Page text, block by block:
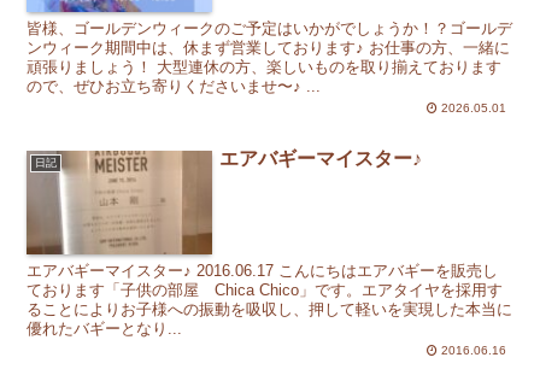
皆様、ゴールデンウィークのご予定はいかがでしょうか！？ゴールデ
ンウィーク期間中は、休まず営業しております♪ お仕事の方、一緒に
頑張りましょう！ 大型連休の方、楽しいものを取り揃えております
ので、ぜひお立ち寄りくださいませ〜♪ ...
2026.05.01
日記 エアバギーマイスター♪
エアバギーマイスター♪ 2016.06.17 こんにちはエアバギーを販売し
ております「子供の部屋 Chica Chico」です。エアタイヤを採用す
ることによりお子様への振動を吸収し、押して軽いを実現した本当に
優れたバギーとなり...
2016.06.16